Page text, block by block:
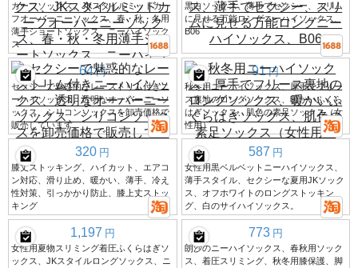
カーフソックス、JKスタイルミッドカー
フオーバーニーソックス、春・秋・冬用
薄手ショートソックス、ニーハイソック
ス
黒白ソックス、薄手でセクシー、スリム
に見せる万能ロングニーハイソックス、
B06
64 円
セクシーで魅惑的なレーストリム付きニ
ーハイソックス、透明なオーバーニーソ
ックス、シリコンソックスを卸売価格で
販売しています。
91 円
秋冬用ニーハイソックス、厚手でフリー
ス裏地のロングソックス、暖かいふくら
はぎソックス、肌色の素足ソックス（女
性用）
320 円
膝丈ストッキング、ハイカット、エアコ
ン対応、滑り止め、暖かい、薄手、冷え
性対策、引っかかり防止、膝上丈ストッ
キング
587 円
女性用黒ベルベットニーハイソックス、
薄手スタイル、セクシーな夏用JKソック
ス、オフホワイトのロングストッキン
グ、白のサイハイソックス。
1,197 円
女性用夏物スリミング着圧ふくらはぎソ
ックス、JKスタイルロングソックス、ニ
773 円
朗沙のニーハイソックス、春秋用ソック
ス、着圧スリミング、秋冬用膝保護、脚